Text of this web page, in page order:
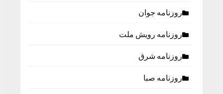
روزنامه جوان
روزنامه رویش ملت
روزنامه شرق
روزنامه صبا